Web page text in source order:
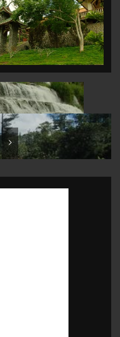
Thác Pongour
from Nha Trang to Đà Lạt